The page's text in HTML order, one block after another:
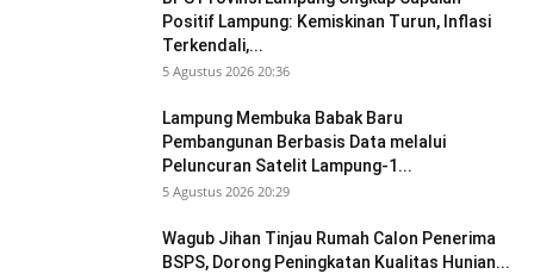
Positif Lampung: Kemiskinan Turun, Inflasi
Terkendali,...
5 Agustus 2026 20:36
Lampung Membuka Babak Baru
Pembangunan Berbasis Data melalui
Peluncuran Satelit Lampung-1...
5 Agustus 2026 20:29
Wagub Jihan Tinjau Rumah Calon Penerima
BSPS, Dorong Peningkatan Kualitas Hunian...